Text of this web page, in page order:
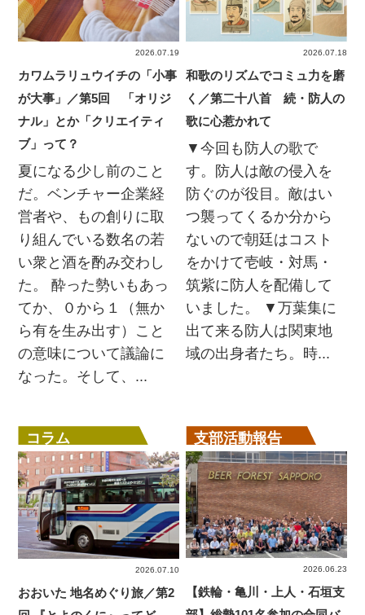
2026.07.19
カワムラリュウイチの「小事
が大事」／第5回 「オリジ
ナル」とか「クリエイティ
ブ」って？
夏になる少し前のこと
だ。ベンチャー企業経
営者や、もの創りに取
り組んでいる数名の若
い衆と酒を酌み交わし
た。 酔った勢いもあっ
てか、０から１（無か
ら有を生み出す）こと
の意味について議論に
なった。そして、...
2026.07.18
和歌のリズムでコミュ力を磨
く／第二十八首 続・防人の
歌に心惹かれて
▼今回も防人の歌で
す。防人は敵の侵入を
防ぐのが役目。敵はい
つ襲ってくるか分から
ないので朝廷はコスト
をかけて壱岐・対馬・
筑紫に防人を配備して
いました。 ▼万葉集に
出て来る防人は関東地
域の出身者たち。時...
コラム
2026.07.10
おおいた 地名めぐり旅／第2
支部活動報告
2026.06.23
【鉄輪・亀川・上人・石垣支